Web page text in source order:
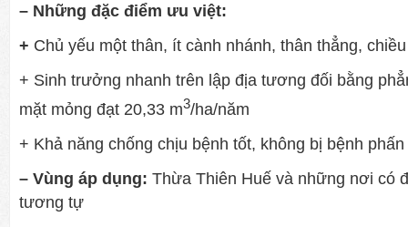
– Những đặc điểm ưu việt:
+ Chủ yếu một thân, ít cành nhánh, thân thẳng,
+ Sinh trưởng nhanh trên lập địa tương đối bằng
mặt mỏng đạt 20,33 m3/ha/năm
+ Khả năng chống chịu bệnh tốt, không bị bệnh
– Vùng áp dụng: Thừa Thiên Huế và những nơi có
tương tự